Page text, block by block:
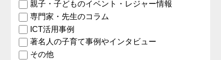
親子・子どものイベント・レジャー情報
専門家・先生のコラム
ICT活用事例
著名人の子育て事例やインタビュー
その他